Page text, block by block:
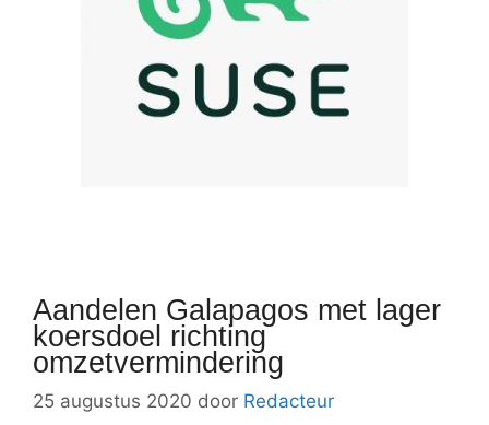
Aandelen Galapagos met lager
koersdoel richting
omzetvermindering
25 augustus 2020 door Redacteur